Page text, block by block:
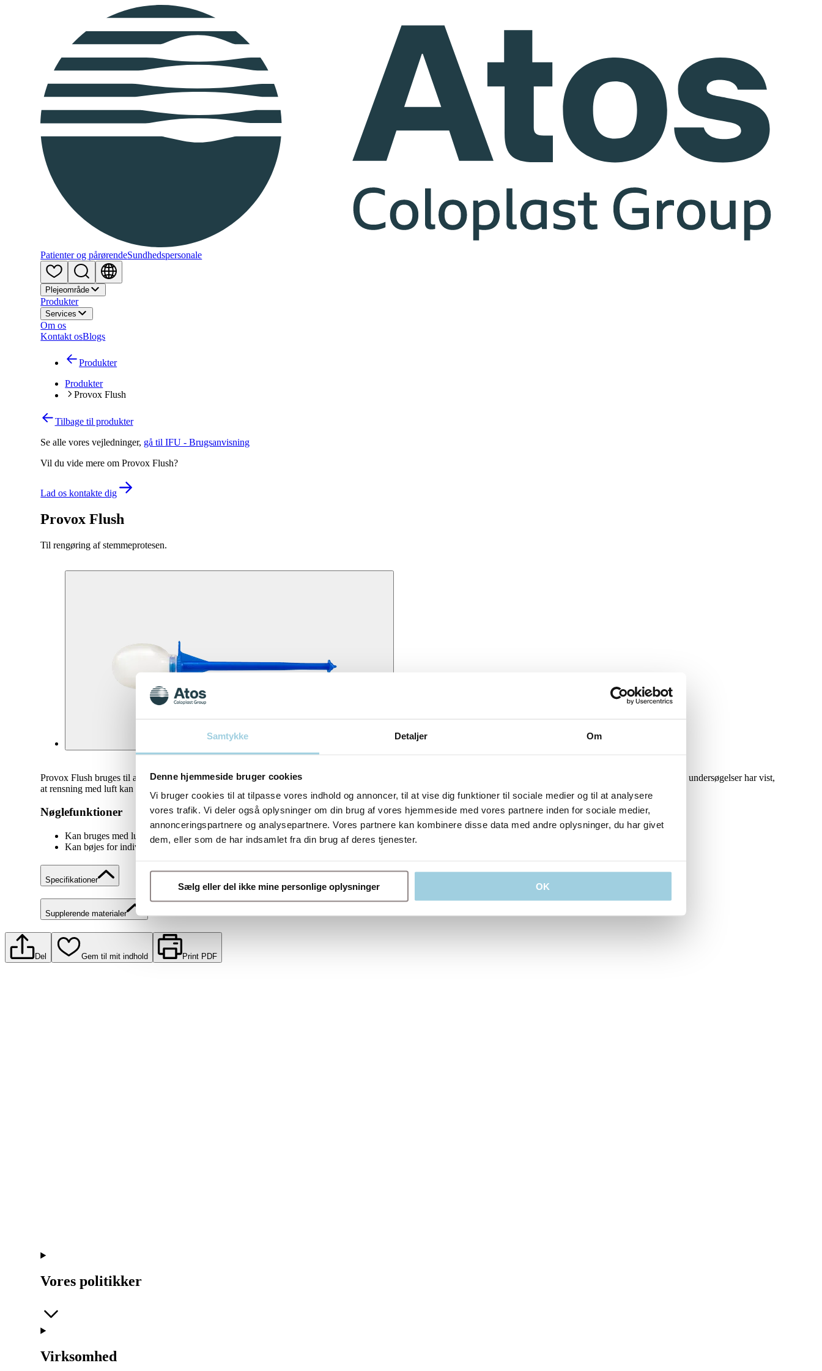
Samtykke Detaljer Om
Denne hjemmeside bruger cookies
Vi bruger cookies til at tilpasse vores indhold og annoncer, til at vise dig funktioner til sociale medier og til at analysere
vores trafik. Vi deler også oplysninger om din brug af vores hjemmeside med vores partnere inden for sociale medier,
annonceringspartnere og analysepartnere. Vores partnere kan kombinere disse data med andre oplysninger, du har givet
dem, eller som de har indsamlet fra din brug af deres tjenester.
Sælg eller del ikke mine personlige oplysninger OK
Patienter og pårørendeSundhedspersonale
Plejeområde
Produkter
Services
Om os
Kontakt osBlogs
Produkter
Produkter
Provox Flush
Provox Flush
Til rengøring af stemmeprotesen.
Tilbage til produkter
Provox Flush bruges til at fjerne belægninger fra stemmeprotesen. Provox Flush kan bruges til at puste luft eller skylle drikkevand gennem stemmeprotesen. Laboratorie undersøgelser har vist,
at rensning med luft kan forlænge stemmeprotesens levetid.
Nøglefunktioner
Kan bruges med luft eller drikkevand
Kan bøjes for individuel tilpasning
Specifikationer
Supplerende materialer
Se alle vores vejledninger, gå til IFU - Brugsanvisning
Vil du vide mere om Provox Flush?
Lad os kontakte dig
Del Gem til mit indhold Print PDF
Vores politikker
Virksomhed